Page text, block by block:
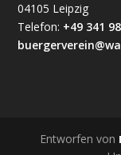
04105 Leipzig
Telefon: +49 341
Entworfen von